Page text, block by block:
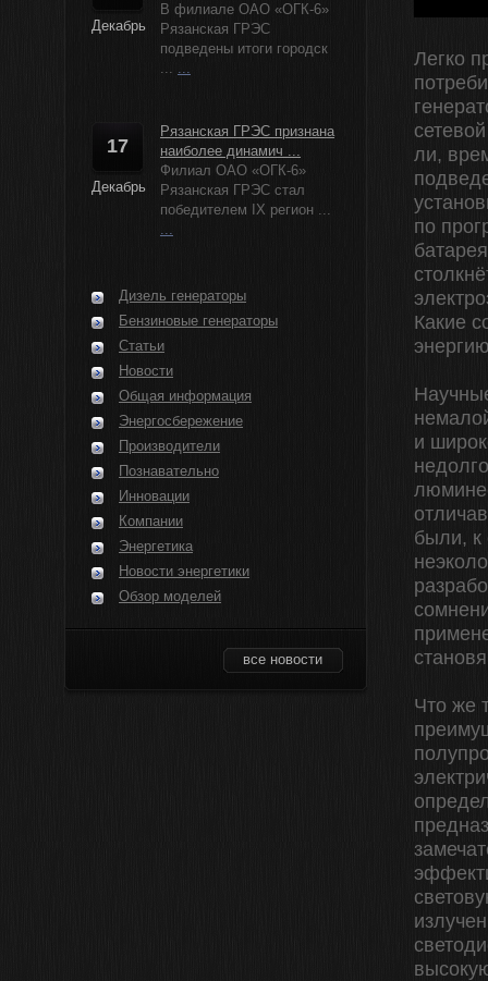
Декабрь
В филиале ОАО «ОГК-6»
Рязанская ГРЭС
подведены итоги городск
... ...
17
Декабрь
Рязанская ГРЭС признана
наиболее динамич ...
Филиал ОАО «ОГК-6»
Рязанская ГРЭС стал
победителем IX регион ...
...
Дизель генераторы
Бензиновые генераторы
Статьи
Новости
Общая информация
Энергосбережение
Производители
Познавательно
Инновации
Компании
Энергетика
Новости энергетики
Обзор моделей
все новости
Легко
ли,
по
Какие
и
были, к
Что же